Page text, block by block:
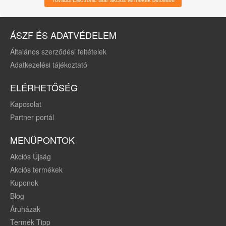
ÁSZF ÉS ADATVÉDELEM
Általános szerződési feltételek
Adatkezelési tájékoztató
ELÉRHETŐSÉG
Kapcsolat
Partner portál
MENÜPONTOK
Akciós Újság
Akciós termékek
Kuponok
Blog
Áruházak
Termék Tipp